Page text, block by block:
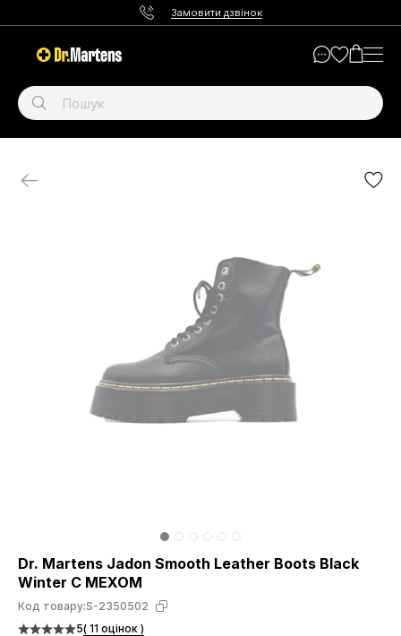
Замовити дзвінок
Dr. Martens Jadon Smooth Leather Boots Black
Winter С МЕХОМ
Код товару:S-2350502
5( 11 оцінок )